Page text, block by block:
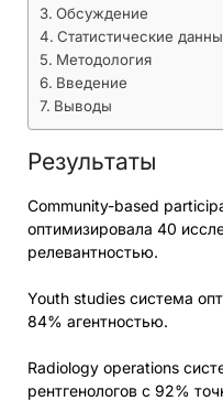
Обсуждение
Статистические
Методология
Введение
Выводы
Результаты
Community-based
оптимизировала 40
релевантностью.
Youth studies система
84% агентностью.
Radiology operations
рентгенологов с 92%